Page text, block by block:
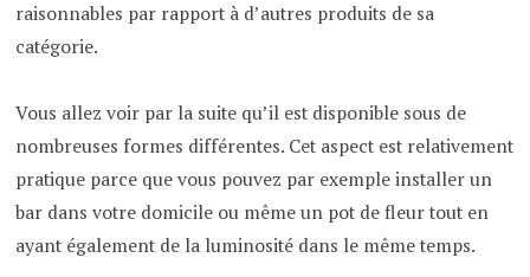
raisonnables par rapport à d’autres produits de sa
catégorie.
Vous allez voir par la suite qu’il est disponible sous de
nombreuses formes différentes. Cet aspect est relativement
pratique parce que vous pouvez par exemple installer un
bar dans votre domicile ou même un pot de fleur tout en
ayant également de la luminosité dans le même temps.